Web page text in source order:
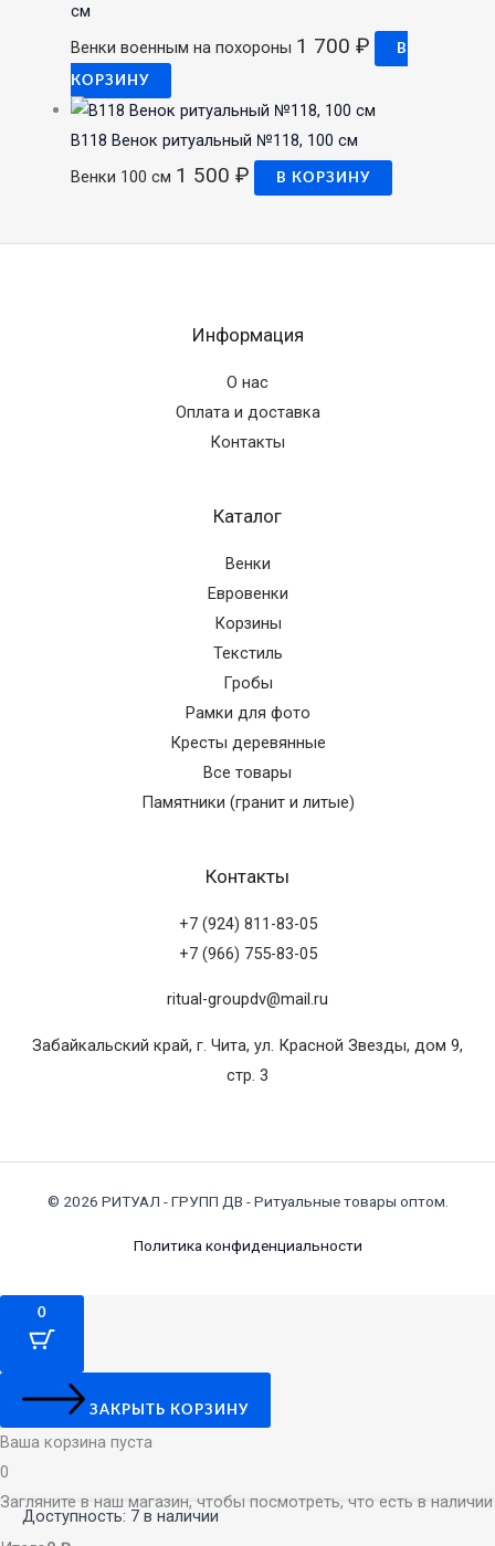
см
Венки военным на похороны 1 700 ₽ В
КОРЗИНУ
В118 Венок ритуальный №118, 100 см
Венки 100 см 1 500 ₽ В КОРЗИНУ
Информация
О нас
Оплата и доставка
Контакты
Каталог
Венки
Евровенки
Корзины
Текстиль
Гробы
Рамки для фото
Кресты деревянные
Все товары
Памятники (гранит и литые)
Контакты
+7 (924) 811-83-05
+7 (966) 755-83-05
ritual-groupdv@mail.ru
Забайкальский край, г. Чита, ул. Красной Звезды, дом 9,
стр. 3
© 2026 РИТУАЛ - ГРУПП ДВ - Ритуальные товары оптом.
Политика конфиденциальности
0
ЗАКРЫТЬ КОРЗИНУ
Ваша корзина пуста
0
Загляните в наш магазин, чтобы посмотреть, что есть в наличии
Доступность: 7 в наличии
Количество